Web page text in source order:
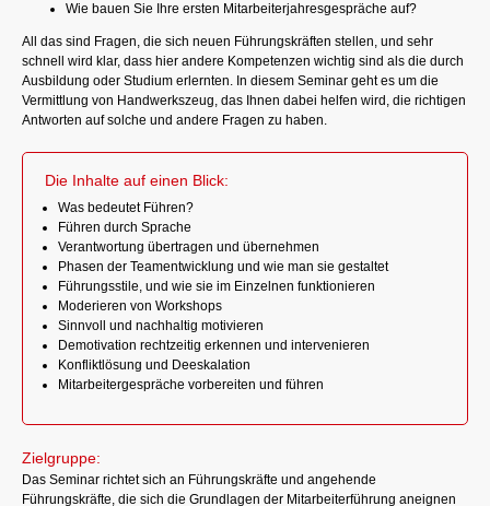
Wie bauen Sie Ihre ersten Mitarbeiterjahresgespräche auf?
All das sind Fragen, die sich neuen Führungskräften stellen, und sehr
schnell wird klar, dass hier andere Kompetenzen wichtig sind als die durch
Ausbildung oder Studium erlernten. In diesem Seminar geht es um die
Vermittlung von Handwerkszeug, das Ihnen dabei helfen wird, die richtigen
Antworten auf solche und andere Fragen zu haben.
Die Inhalte auf einen Blick:
Was bedeutet Führen?
Führen durch Sprache
Verantwortung übertragen und übernehmen
Phasen der Teamentwicklung und wie man sie gestaltet
Führungsstile, und wie sie im Einzelnen funktionieren
Moderieren von Workshops
Sinnvoll und nachhaltig motivieren
Demotivation rechtzeitig erkennen und intervenieren
Konfliktlösung und Deeskalation
Mitarbeitergespräche vorbereiten und führen
Zielgruppe:
Das Seminar richtet sich an Führungskräfte und angehende
Führungskräfte, die sich die Grundlagen der Mitarbeiterführung aneignen